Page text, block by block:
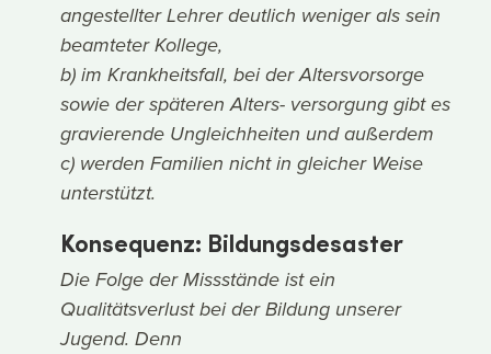
angestellter Lehrer deutlich weniger als sein
beamteter Kollege,
b) im Krankheitsfall, bei der Altersvorsorge
sowie der späteren Alters- versorgung gibt es
gravierende Ungleichheiten und außerdem
c) werden Familien nicht in gleicher Weise
unterstützt.
Konsequenz: Bildungsdesaster
Die Folge der Missstände ist ein
Qualitätsverlust bei der Bildung unserer
Jugend. Denn